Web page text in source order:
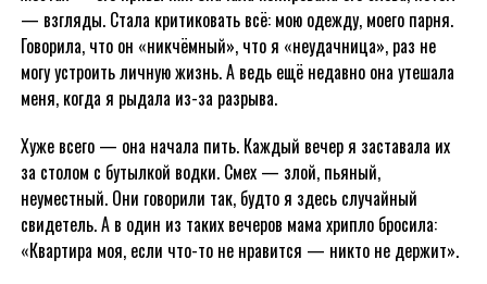
— взгляды. Стала критиковать всё: мою одежду, моего парня.
Говорила, что он «никчёмный», что я «неудачница», раз не
могу устроить личную жизнь. А ведь ещё недавно она утешала
меня, когда я рыдала из-за разрыва.
Хуже всего — она начала пить. Каждый вечер я заставала их
за столом с бутылкой водки. Смех — злой, пьяный,
неуместный. Они говорили так, будто я здесь случайный
свидетель. А в один из таких вечеров мама хрипло бросила:
«Квартира моя, если что-то не нравится — никто не держит».